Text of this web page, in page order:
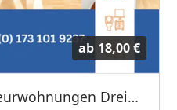
ab 18,00 €
⭐ Easystay24 - Monteurwohnungen Dreieich